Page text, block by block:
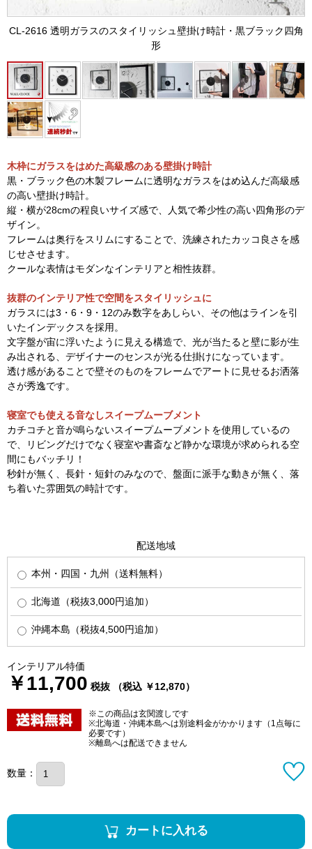
CL-2616 透明ガラスのスタイリッシュ壁掛け時計・黒ブラック四角
形
木枠にガラスをはめた高級感のある壁掛け時計
黒・ブラック色の木製フレームに透明なガラスをはめ込んだ高級感
の高い壁掛け時計。
縦・横が28cmの程良いサイズ感で、人気で希少性の高い四角形のデ
ザイン。
フレームは奥行をスリムにすることで、洗練されたカッコ良さを感
じせさせます。
クールな表情はモダンなインテリアと相性抜群。
抜群のインテリア性で空間をスタイリッシュに
ガラスには3・6・9・12のみ数字をあしらい、その他はラインを引
いたインデックスを採用。
文字盤が宙に浮いたように見える構造で、光が当たると壁に影が生
み出される、デザイナーのセンスが光る仕掛けになっています。
透け感があることで壁そのものをフレームでアートに見せるお洒落
さが秀逸です。
寝室でも使える音なしスイープムーブメント
カチコチと音が鳴らないスイープムーブメントを使用しているの
で、リビングだけでなく寝室や書斎など静かな環境が求められる空
間にもバッチリ！
秒針が無く、長針・短針のみなので、盤面に派手な動きが無く、落
ち着いた雰囲気の時計です。
配送地域
本州・四国・九州（送料無料）
北海道（税抜3,000円追加）
沖縄本島（税抜4,500円追加）
インテリアル特価
￥11,700 税抜 （税込 ￥12,870）
※この商品は玄関渡しです
※北海道・沖縄本島へは別途料金がかかります（1点毎に
必要です）
※離島へは配送できません
数量：
カートに入れる